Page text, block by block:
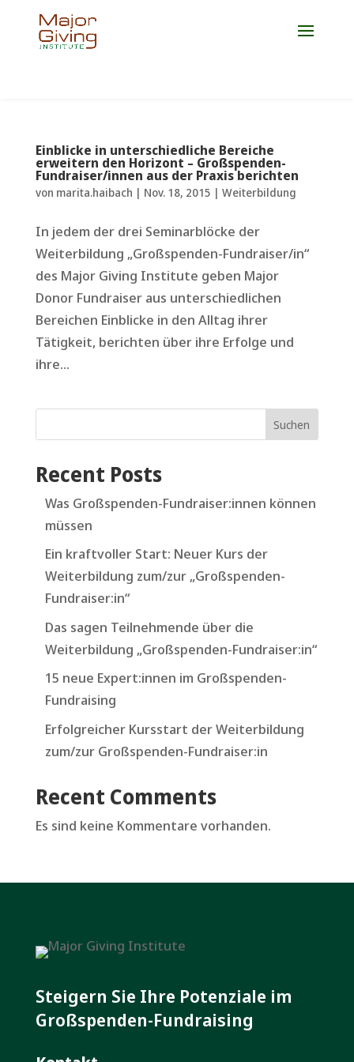
Jetzt Platz für die Weiterbildung 2027 sichern!
Einblicke in unterschiedliche Bereiche
erweitern den Horizont – Großspenden-
Fundraiser/innen aus der Praxis berichten
von marita.haibach | Nov. 18, 2015 | Weiterbildung
In jedem der drei Seminarblöcke der
Weiterbildung „Großspenden-Fundraiser/in“
des Major Giving Institute geben Major
Donor Fundraiser aus unterschiedlichen
Bereichen Einblicke in den Alltag ihrer
Tätigkeit, berichten über ihre Erfolge und
ihre...
Suchen
Recent Posts
Was Großspenden-Fundraiser:innen können
müssen
Ein kraftvoller Start: Neuer Kurs der
Weiterbildung zum/zur „Großspenden-
Fundraiser:in“
Das sagen Teilnehmende über die
Weiterbildung „Großspenden-Fundraiser:in“
15 neue Expert:innen im Großspenden-
Fundraising
Erfolgreicher Kursstart der Weiterbildung
zum/zur Großspenden-Fundraiser:in
Recent Comments
Es sind keine Kommentare vorhanden.
Steigern Sie Ihre Potenziale im
Großspenden-Fundraising